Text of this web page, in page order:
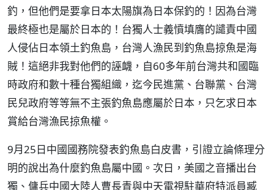
釣，但他們是要拿日本太陽旗為日本保釣的！因為台灣
最終極也是屬於日本的！台獨人士義憤填膺的譴責中國
人侵佔日本領土釣魚島，台灣人漁民到釣魚島掠魚是海
賊！這絕非我對他們的誣衊，自60多年前台灣共和國臨
時政府和數十種台獨組織，迄今民進黨、台聯黨、台灣
民兒政府等等無不主張釣魚島應屬於日本，只乞求日本
賞給台灣漁民掠魚權。
9月25日中國國務院發表釣魚島白皮書，引證立論條理分
明的說出為什麼釣魚島屬中國。次日，美國之音播出台
獨、傭兵中國大陸人曹長青與中天電視駐華府特派員臧